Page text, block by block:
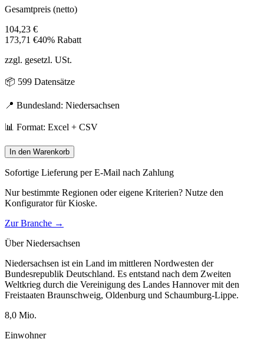
Gesamtpreis (netto)
104,23 €
173,71 €40% Rabatt
zzgl. gesetzl. USt.
📦 599 Datensätze
📍 Bundesland: Niedersachsen
📊 Format: Excel + CSV
In den Warenkorb
Sofortige Lieferung per E-Mail nach Zahlung
Nur bestimmte Regionen oder eigene Kriterien? Nutze den
Konfigurator fürKioske.
Zur Branche →
ÜberNiedersachsen
Niedersachsen ist ein Land im mittleren Nordwesten der
Bundesrepublik Deutschland. Es entstand nach dem Zweiten
Weltkrieg durch die Vereinigung des Landes Hannover mit den
Freistaaten Braunschweig, Oldenburg und Schaumburg-Lippe.
8,0 Mio.
Einwohner